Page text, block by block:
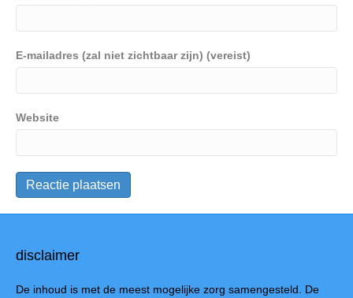
E-mailadres (zal niet zichtbaar zijn) (vereist)
Website
disclaimer
De inhoud is met de meest mogelijke zorg samengesteld. De